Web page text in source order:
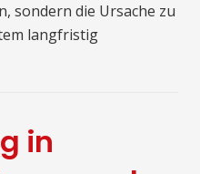
sondern die Ursache zu
langfristig
in